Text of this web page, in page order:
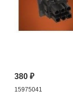
380₽
15975041